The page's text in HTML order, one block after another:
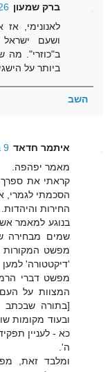
ברק שמעון 26 במאי 2013
לאנונימי, אז
ושעם
ב"כוזרי". מה
ביותר על
השב
איתמר חדאד 9 ביוני 2013 בשעה 1:33
מאמר יפהפה.
קראתי את
הסכמתי לגמרי,
החירות והיהדות.
בנוגע למאמר
שמים מבחירה
מפשט המקורות
'דיקטטורה'
מפשט דברי
המצוות על
[בתורה שבכתב
ובעוד מקומות
כא - לעניין
ה'.
ומלבד זאת,